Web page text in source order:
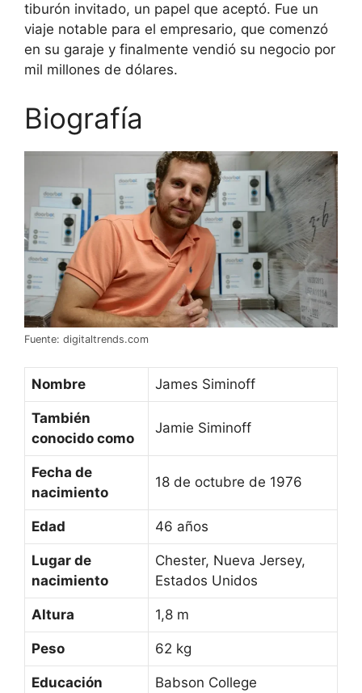
tiburón invitado, un papel que aceptó. Fue un
viaje notable para el empresario, que comenzó
en su garaje y finalmente vendió su negocio por
mil millones de dólares.
Biografía
Fuente: digitaltrends.com
Nombre James Siminoff
También
conocido como
Jamie Siminoff
Fecha de
nacimiento
18 de octubre de 1976
Edad 46 años
Lugar de
nacimiento
Chester, Nueva Jersey,
Estados Unidos
Altura 1,8 m
Peso 62 kg
Educación Babson College